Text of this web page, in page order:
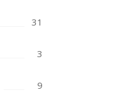
31
3
9